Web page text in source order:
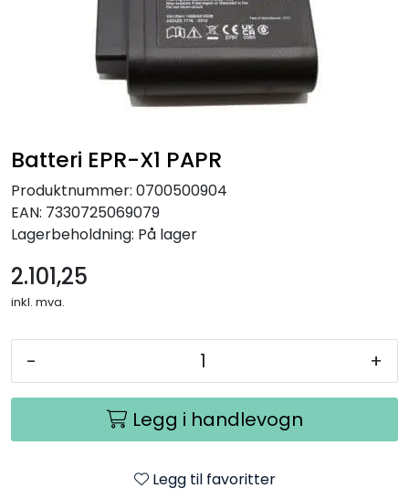
Batteri EPR-X1 PAPR
Produktnummer: 0700500904
EAN: 7330725069079
Lagerbeholdning: På lager
2.101,25
inkl. mva.
- +
Legg i handlevogn
Legg til favoritter
Slitasjeteknikk